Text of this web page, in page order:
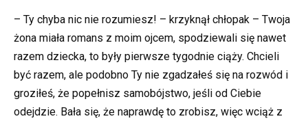
– Ty chyba nic nie rozumiesz! – krzyknął chłopak – Twoja
żona miała romans z moim ojcem, spodziewali się nawet
razem dziecka, to były pierwsze tygodnie ciąży. Chcieli
być razem, ale podobno Ty nie zgadzałeś się na rozwód i
groziłeś, że popełnisz samobójstwo, jeśli od Ciebie
odejdzie. Bała się, że naprawdę to zrobisz, więc wciąż z